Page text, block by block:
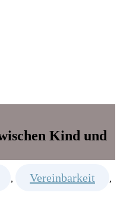
Kind und
, Vereinbarkeit ,